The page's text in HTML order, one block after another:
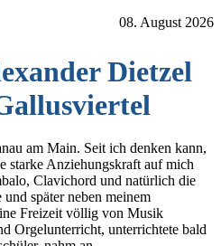
08. August 2026
Dietzel
am Main. Seit ich denken kann,
starke Anziehungskraft auf mich
Clavichord und natürlich die
später neben meinem
Freizeit völlig von Musik
Orgelunterricht, unterrichtete bald